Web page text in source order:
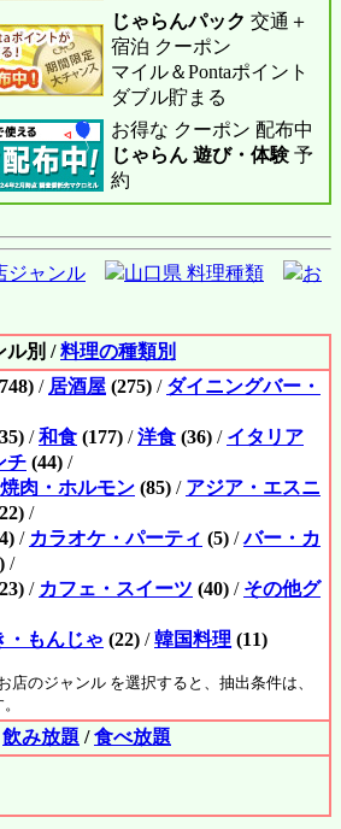
じゃらんパック 交通＋
宿泊 クーポン
マイル＆Pontaポイント
ダブル貯まる
お得な クーポン 配布中
じゃらん 遊び・体験予
約
ジャンル 山口県 料理種類
お
ル別 /料理の種類別
/ 居酒屋 (275) / ダイニングバー・
/和食 (177) /洋食 (36) / イタリア
チ (44) /
焼肉・ホルモン (85) / アジア・エスニ
/
/ カラオケ・パーティ (5) /バー・カ
/
/ カフェ・スイーツ (40) / その他グ
・もんじゃ (22) /韓国料理 (11)
店のジャンル を選択すると、抽出条件は、
飲み放題 /食べ放題